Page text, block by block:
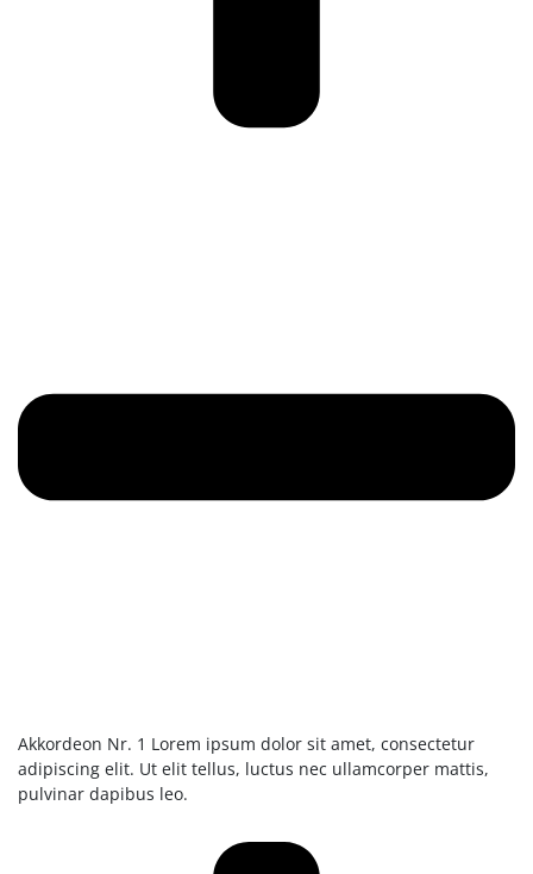
Akkordeon Nr. 1 Lorem ipsum dolor sit amet, consectetur
adipiscing elit. Ut elit tellus, luctus nec ullamcorper mattis,
pulvinar dapibus leo.